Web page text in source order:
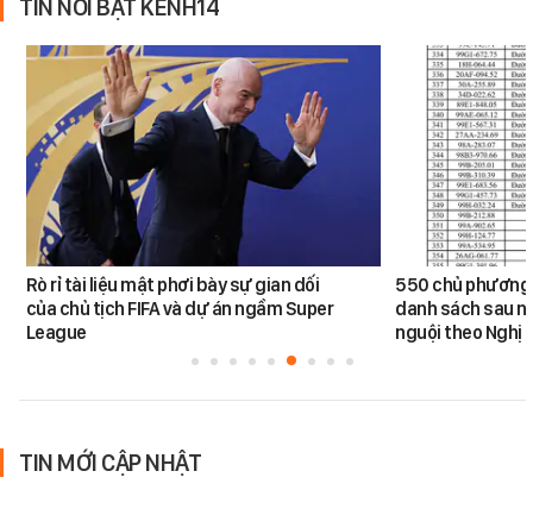
TIN NỔI BẬT KÊNH14
Rò rỉ tài liệu mật phơi bày sự gian dối
của chủ tịch FIFA và dự án ngầm Super
League
550 chủ
danh sách sau
nguội theo Nghị
TIN MỚI CẬP NHẬT